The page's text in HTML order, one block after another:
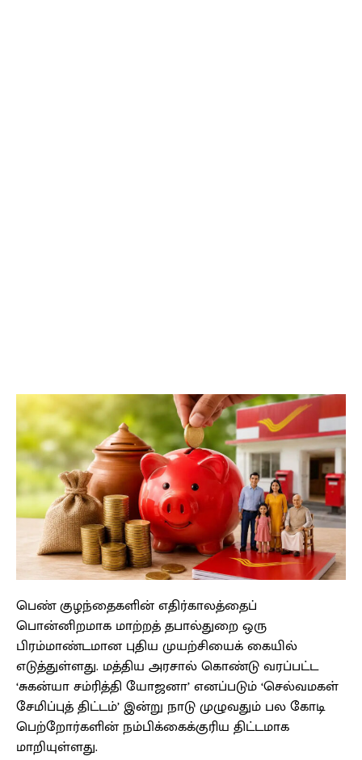
பெண் குழந்தைகளின் எதிர்காலத்தைப்
பொன்னிறமாக மாற்றத் தபால்துறை ஒரு
பிரம்மாண்டமான புதிய முயற்சியைக் கையில்
எடுத்துள்ளது. மத்திய அரசால் கொண்டு வரப்பட்ட
‘சுகன்யா சம்ரித்தி யோஜனா’ எனப்படும் ‘செல்வமகள்
சேமிப்புத் திட்டம்’ இன்று நாடு முழுவதும் பல கோடி
பெற்றோர்களின் நம்பிக்கைக்குரிய திட்டமாக
மாறியுள்ளது.